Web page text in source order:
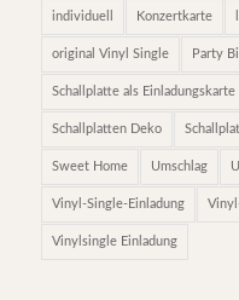
individuell Konzertkarte
original Vinyl Single Party
Schallplatte als Einladungskarte
Schallplatten Deko
Sweet Home Umschlag
Vinyl-Single-Einladung
Vinylsingle Einladung